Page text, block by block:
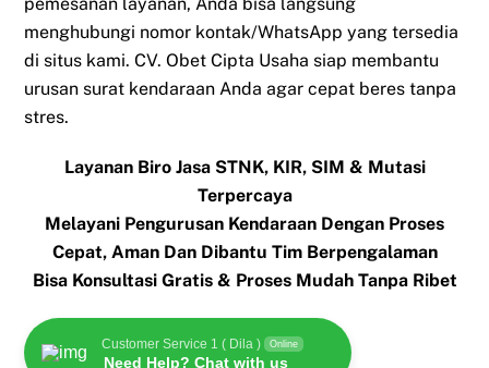
menghubungi nomor kontak/WhatsApp yang tersedia
di situs kami. CV. Obet Cipta Usaha siap membantu
urusan surat kendaraan Anda agar cepat beres tanpa
stres.
Layanan Biro Jasa STNK, KIR, SIM & Mutasi
Terpercaya
Melayani Pengurusan Kendaraan Dengan Proses
Cepat, Aman Dan Dibantu Tim Berpengalaman
Bisa Konsultasi Gratis & Proses Mudah Tanpa Ribet
Customer Service 1 ( Dila ) Online
Need Help? Chat with us